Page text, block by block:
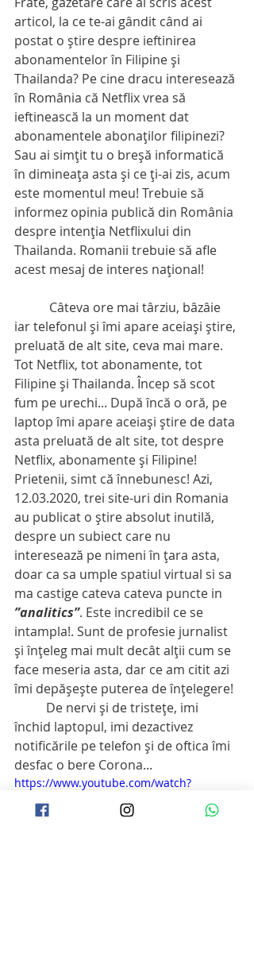
articol, la ce te-ai gândit când ai
postat o ştire despre ieftinirea
abonamentelor în Filipine şi
Thailanda? Pe cine dracu interesează
în România că Netflix vrea să
ieftinească la un moment dat
abonamentele abonaţilor filipinezi?
Sau ai simţit tu o breşă informatică
în dimineaţa asta şi ce ţi-ai zis, acum
este momentul meu! Trebuie să
informez opinia publică din România
despre intenţia Netflixului din
Thailanda. Romanii trebuie să afle
acest mesaj de interes naţional!
iar telefonul şi îmi apare aceiaşi ştire,
preluată de alt site, ceva mai mare.
Tot Netflix, tot abonamente, tot
Filipine şi Thailanda. Încep să scot
fum pe urechi... După încă o oră, pe
laptop îmi apare aceiaşi ştire de data
asta preluată de alt site, tot despre
Netflix, abonamente şi Filipine!
Prietenii, simt că înnebunesc! Azi,
12.03.2020, trei site-uri din Romania
au publicat o ştire absolut inutilă,
despre un subiect care nu
interesează pe nimeni în ţara asta,
doar ca sa umple spatiul virtual si sa
ma castige cateva cateva puncte in
”analitics”. Este incredibil ce se
intampla!. Sunt de profesie jurnalist
şi înţeleg mai mult decât alţii cum se
face meseria asta, dar ce am citit azi
îmi depăşeşte puterea de înţelegere!
închid laptopul, imi dezactivez
notificările pe telefon şi de oftica îmi
desfac o bere Corona...
https://www.youtube.com/watch?
v=Rtog93HyR3k